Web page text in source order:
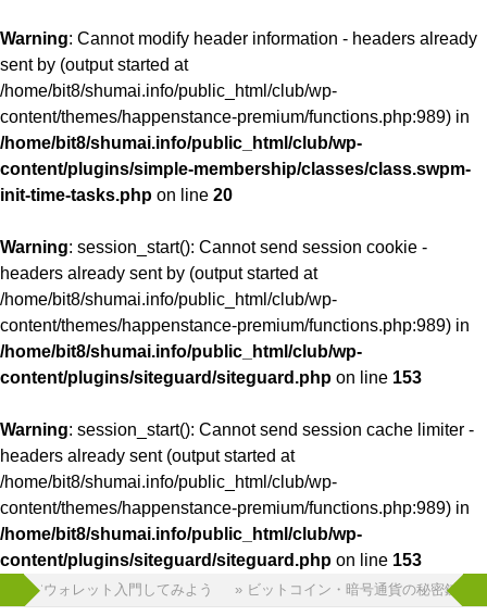
Warning: Cannot modify header information - headers already
sent by (output started at
/home/bit8/shumai.info/public_html/club/wp-
content/themes/happenstance-premium/functions.php:989) in
/home/bit8/shumai.info/public_html/club/wp-
content/plugins/simple-membership/classes/class.swpm-
init-time-tasks.php on line 20
Warning: session_start(): Cannot send session cookie -
headers already sent by (output started at
/home/bit8/shumai.info/public_html/club/wp-
content/themes/happenstance-premium/functions.php:989) in
/home/bit8/shumai.info/public_html/club/wp-
content/plugins/siteguard/siteguard.php on line 153
Warning: session_start(): Cannot send session cache limiter -
headers already sent (output started at
/home/bit8/shumai.info/public_html/club/wp-
content/themes/happenstance-premium/functions.php:989) in
/home/bit8/shumai.info/public_html/club/wp-
content/plugins/siteguard/siteguard.php on line 153
ウォレット入門してみよう » ビットコイン・暗号通貨の秘密鍵を守れ！